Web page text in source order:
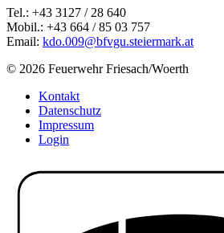
Tel.: +43 3127 / 28 640
Mobil.: +43 664 / 85 03 757
Email: kdo.009@bfvgu.steiermark.at
© 2026 Feuerwehr Friesach/Woerth
Kontakt
Datenschutz
Impressum
Login